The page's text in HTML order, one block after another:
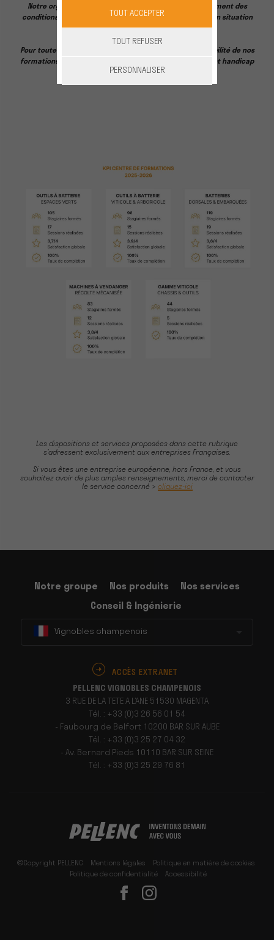
Notre organisme de formation ne dispose pas actuellement des
conditions nécessaires pour accueillir certains publics en situation
de handicap.
Pour toute demande d’information concernant l’accessibilité de nos
formations, nous vous invitons à contacter notre référent handicap
à l’adresse suivante :formation@pellenc.com
Les dispositions et services proposées dans cette rubrique
s’adressent exclusivement aux entreprises Françaises.
Si vous êtes une entreprise européenne, hors France, et vous
souhaitez avoir de plus amples renseignements, merci de contacter
le service concerné > cliquez-ici
Notre groupe Nos produits
Nos services
Conseil & Ingénierie
Vignobles champenois
ACCÈS EXTRANET
PELLENC VIGNOBLES CHAMPENOIS
3 RUE DE LA TETE A L’ANE 51530 MAGENTA
Tél. : +33 (0)3 26 56 01 54
- Faubourg de Belfort 10200 BAR SUR AUBE
Tél. : +33 (0)3 25 27 04 32
- Av. Bernard Pieds 10110 BAR SUR SEINE
Tél. : +33 (0)3 25 29 76 81
©Copyright PELLENC Mentions légales
Politique en matière de cookies
Politique de confidentialité
Accessibilité
TOUT ACCEPTER
TOUT REFUSER
PERSONNALISER